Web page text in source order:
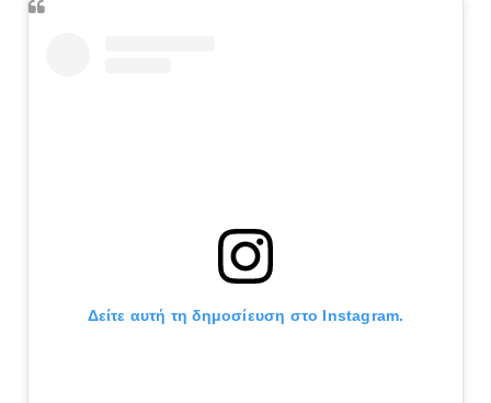
Δείτε αυτή τη δημοσίευση στο Instagram.